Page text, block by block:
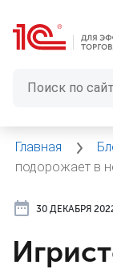
Главная
подорожает в
30 ДЕКАБРЯ